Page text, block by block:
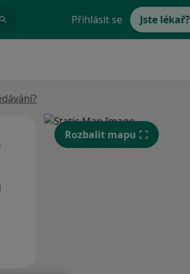
Přihlásit se Jste lékař?
St Čt
13 Srpen
Rozbalit mapu